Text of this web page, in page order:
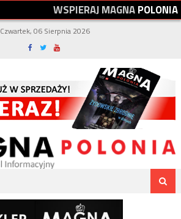
WSPIERAJMAGNAPOLONIA
Czwartek, 06 Sierpnia 2026